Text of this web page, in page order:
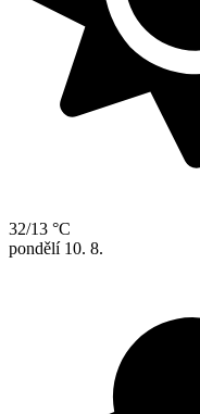
32/13 °C
pondělí 10. 8.